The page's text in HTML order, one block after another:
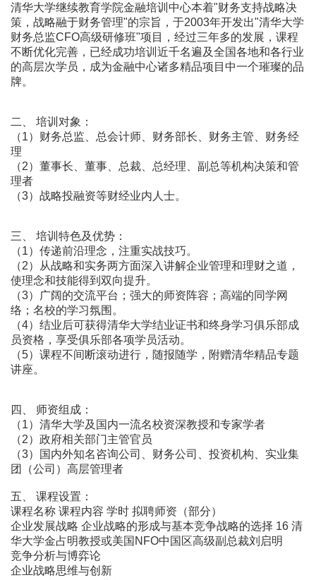
清华大学继续教育学院金融培训中心本着"财务支持战略决
策，战略融于财务管理"的宗旨，于2003年开发出"清华大学
财务总监CFO高级研修班"项目，经过三年多的发展，课程
不断优化完善，已经成功培训近千名遍及全国各地和各行业
的高层次学员，成为金融中心诸多精品项目中一个璀璨的品
牌。
二、 培训对象：
（1）财务总监、总会计师、财务部长、财务主管、财务经
理
（2）董事长、董事、总裁、总经理、副总等机构决策和管
理者
（3）战略投融资等财经业内人士。
三、 培训特色及优势：
（1）传递前沿理念，注重实战技巧。
（2）从战略和实务两方面深入讲解企业管理和理财之道，
使理念和技能得到双向提升。
（3）广阔的交流平台；强大的师资阵容；高端的同学网
络；名校的学习氛围。
（4）结业后可获得清华大学结业证书和终身学习俱乐部成
员资格，享受俱乐部各项学员活动。
（5）课程不间断滚动进行，随报随学，附赠清华精品专题
讲座。
四、 师资组成：
（1）清华大学及国内一流名校资深教授和专家学者
（2）政府相关部门主管官员
（3）国内外知名咨询公司、财务公司、投资机构、实业集
团（公司）高层管理者
五、 课程设置：
课程名称 课程内容 学时 拟聘师资（部分）
企业发展战略 企业战略的形成与基本竞争战略的选择 16 清
华大学金占明教授或美国NFO中国区高级副总裁刘启明
竞争分析与博弈论
企业战略思维与创新